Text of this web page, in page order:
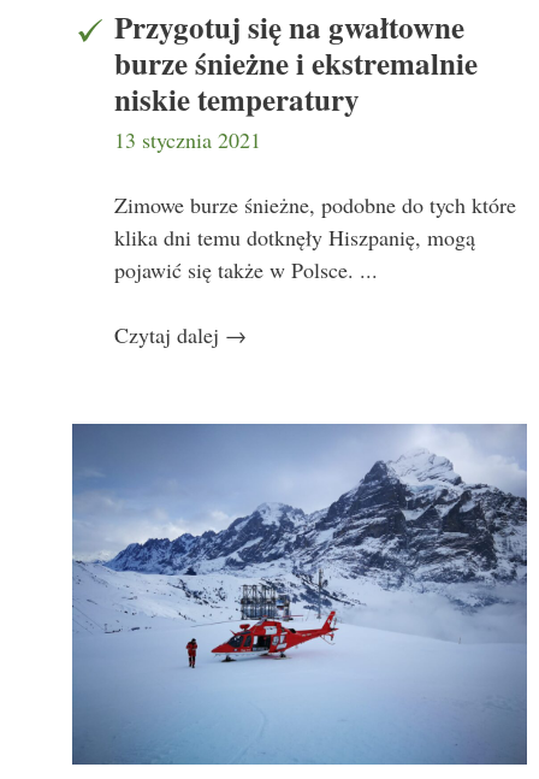
Przygotuj się na gwałtowne
burze śnieżne i ekstremalnie
niskie temperatury
13 stycznia 2021
Zimowe burze śnieżne, podobne do tych które
klika dni temu dotknęły Hiszpanię, mogą
pojawić się także w Polsce. ...
Czytaj dalej →